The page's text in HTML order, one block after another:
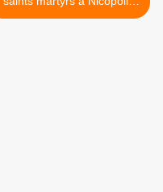
en Arménia >